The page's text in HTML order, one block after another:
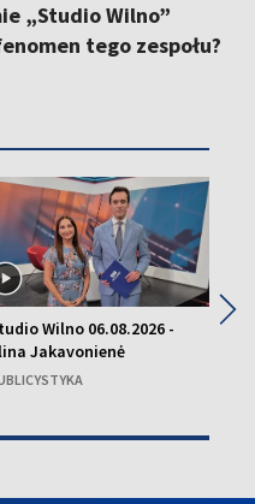
„Studio Wilno”
tego zespołu?
Wilno 06.08.2026 -
Jakavonienė
▶